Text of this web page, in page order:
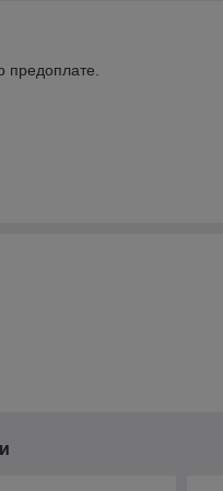
предоплате.